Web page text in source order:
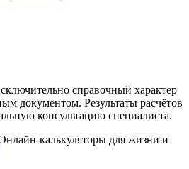
справочный характер
документом. Результаты расчётов
консультацию специалиста.
калькуляторы для жизни и